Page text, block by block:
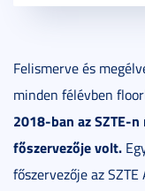
Felismerve és
minden félévben
2018-ban az SZTE-
főszervezője volt.
főszervezője az